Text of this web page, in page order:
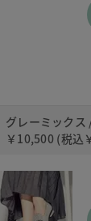
グレーミックス
￥10,500 (税込